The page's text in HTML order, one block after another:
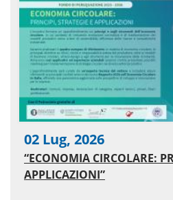
02 Lug, 2026
“ECONOMIA CIRCOLARE:
APPLICAZIONI”